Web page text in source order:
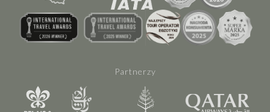
Partnerzy